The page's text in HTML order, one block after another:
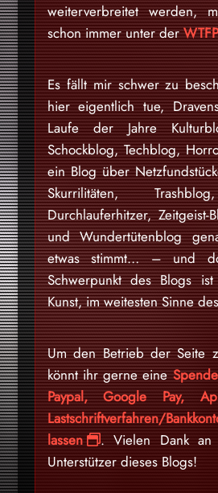
weiterverbreitet werden,
schon immer unter der
Es fällt mir schwer zu
hier eigentlich tue,
Laufe der Jahre
Schockblog, Techblog,
ein Blog über
Skurrilitäten,
Durchlauferhitzer, Zeitgeist-
und Wundertütenblog
etwas stimmt… – und
Schwerpunkt des Blogs ist
Kunst, im weitesten Sinne
Um den Betrieb der Seite
könnt ihr gerne eine
Paypal, Google Pay,
Lastschriftverfahren/
lassen
. Vielen Dank an
Unterstützer dieses Blogs!